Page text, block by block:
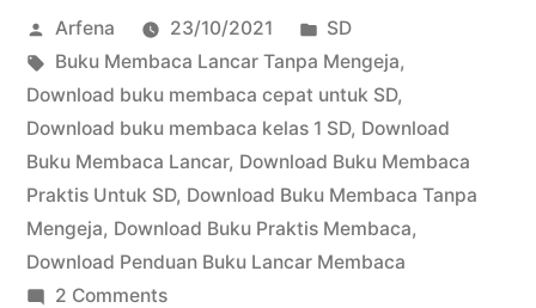
Posted
by
Arfena 23/10/2021
Posted
in
SD
Tags:
Buku Membaca Lancar Tanpa Mengeja,
Download buku membaca cepat untuk SD,
Download buku membaca kelas 1 SD, Download
Buku Membaca Lancar, Download Buku Membaca
Praktis Untuk SD, Download Buku Membaca Tanpa
Mengeja, Download Buku Praktis Membaca,
Download Penduan Buku Lancar Membaca
2 Commentson